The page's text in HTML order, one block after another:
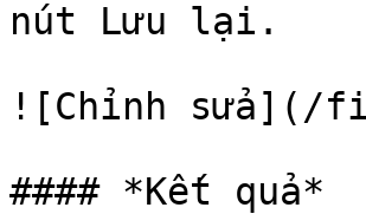
nút Lưu lại.
![Chỉnh sửa](/
#### *Kết quả*